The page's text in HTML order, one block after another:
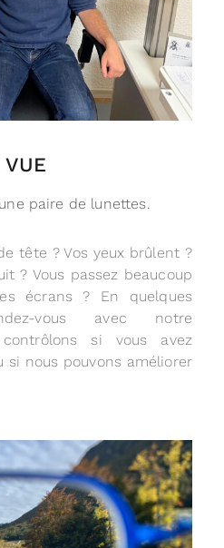
paire de lunettes.
tête ? Vos yeux brûlent ?
? Vous passez beaucoup
écrans ? En quelques
vous avec notre
si vous avez
si nous pouvons améliorer